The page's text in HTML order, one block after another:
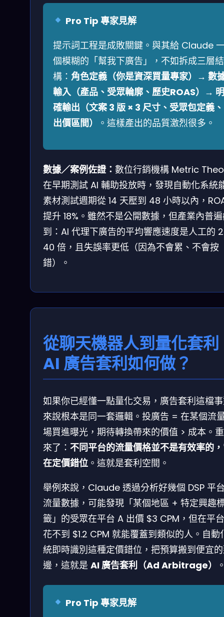
Pro Tip 專家見解
提示詞工程是成敗關鍵。與其給 Claude
個模糊的「幫我下廣告」，不如拆成三層結
構： 角色定義（你是資深買量專家）→ 數
輸入（產品、受眾輪廓、歷史ROAS）→ 明
確輸出（文案 3 版 × 3 尺寸、受眾包定義、
出價區間）
。這樣產出的品質激烈很多。
數據／案例佐證： 數位行銷機構 Metric
在早期測試 AI 輔助投放時，發現自動化系統
素材測試週期從 14 天壓到 48 小時以內，
提升 18%。雖然不是公開數據，但產業內普
到：AI 代理下廣告的平均響應速度是人工的
40 倍，且失誤率更低（因為不會累、不會按
錯）。
從聊天機器人到量化套利
AI 廣告套利如何做？
如果你已經懂一點量化交易，廣告套利這檔
來說根本是同一套邏輯。投廣告 = 在某個流
場買進曝光，期待轉換帶來的價值 > 成本。
來了： 不同平台的流量價格並不是有效率的
在定價錯位 。這就是套利空間。
舉例來說，Claude 透過分析好幾個 DSP 平
流量數據，可能發現「某個地區 + 特定興趣
籤」的受眾在平台 A 出價 $3 CPM，但在平
花不到 $1.2 CPM 就能覆蓋到類似的人。自動
統即時識別這種定價錯位，把預算搬到便宜
邊，這就是 AI 廣告套利（Ad Arbitrage）
Pro Tip 專家見解